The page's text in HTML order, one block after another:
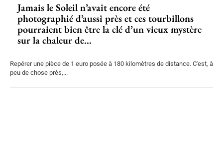
Jamais le Soleil n’avait encore été
photographié d’aussi près et ces tourbillons
pourraient bien être la clé d’un vieux mystère
sur la chaleur de...
Repérer une pièce de 1 euro posée à 180 kilomètres de distance. C'est, à
peu de chose près,...